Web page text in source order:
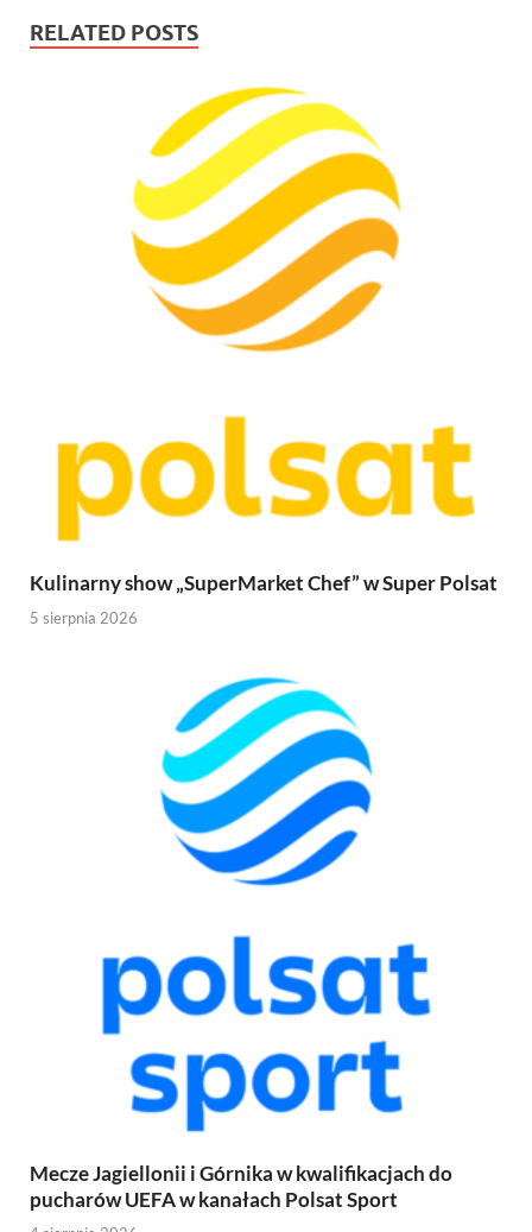
RELATED POSTS
Kulinarny show „SuperMarket Chef” w Super Polsat
5 sierpnia 2026
Mecze Jagiellonii i Górnika w kwalifikacjach do
pucharów UEFA w kanałach Polsat Sport